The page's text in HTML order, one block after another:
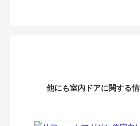
他にも室内ドアに関する